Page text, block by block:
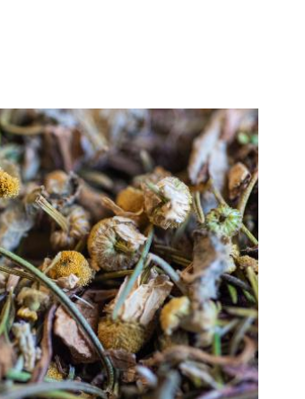
Hygiène
Légumineuses
Librairie – Papeterie
Nos drôles
Nos quatre pattes
Petit déjeuner
Sans gluten
Sucres
Zéro déchets
Petit déjeuner
Sans gluten
Sucres
Zéro déchets